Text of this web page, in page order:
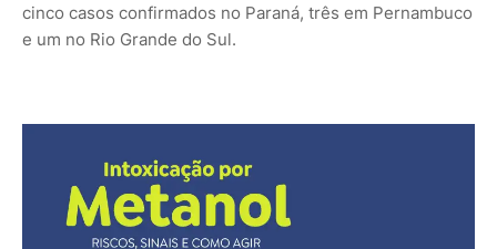
cinco casos confirmados no Paraná, três em Pernambuco
e um no Rio Grande do Sul.